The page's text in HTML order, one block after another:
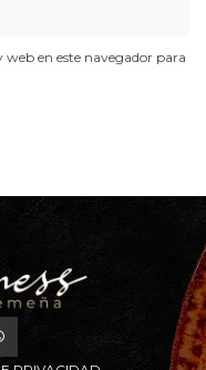
en este navegador para